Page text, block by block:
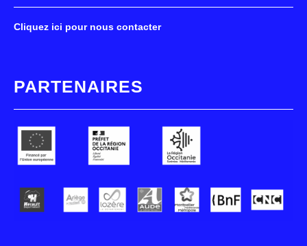
Cliquez ici pour nous contacter
PARTENAIRES